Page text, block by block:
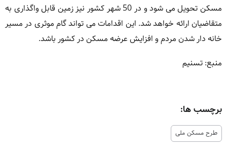
مسکن تحویل می شود و در 50 شهر کشور نیز زمین قابل واگذاری به
متقاضیان ارائه خواهد شد. این اقدامات می تواند گام موثری در مسیر
خانه دار شدن مردم و افزایش عرضه مسکن در کشور باشد.
منبع: تسنیم
برچسب ها:
طرح مسکن ملی